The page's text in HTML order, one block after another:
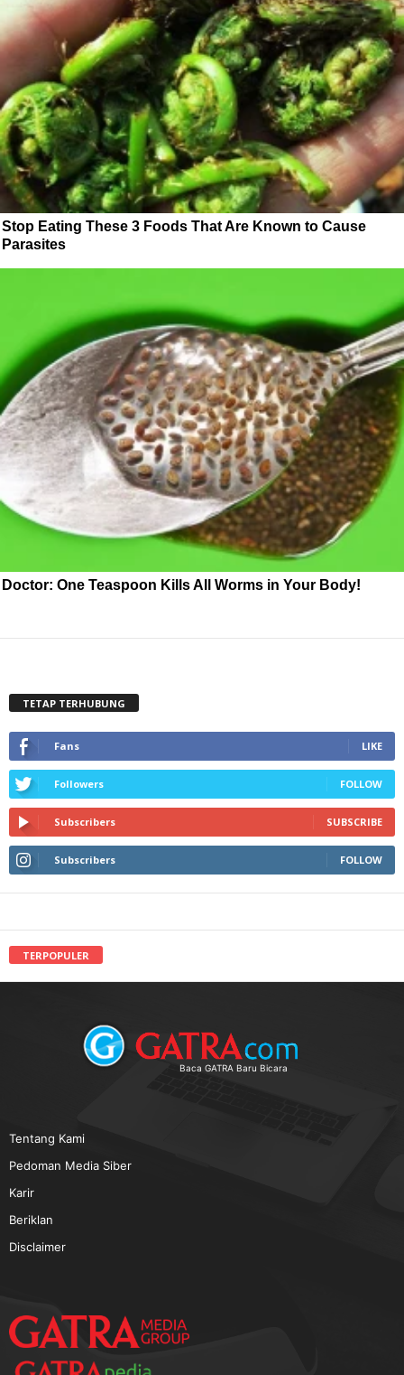
Stop Eating These 3 Foods That Are Known to Cause
Parasites
Doctor: One Teaspoon Kills All Worms in Your Body!
TETAP TERHUBUNG
Fans LIKE
Followers FOLLOW
Subscribers SUBSCRIBE
Subscribers FOLLOW